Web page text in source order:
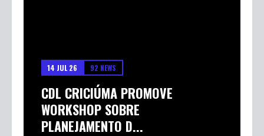
14 JUL 26 92 NEWS
CDL CRICIÚMA PROMOVE
WORKSHOP SOBRE
PLANEJAMENTO D...